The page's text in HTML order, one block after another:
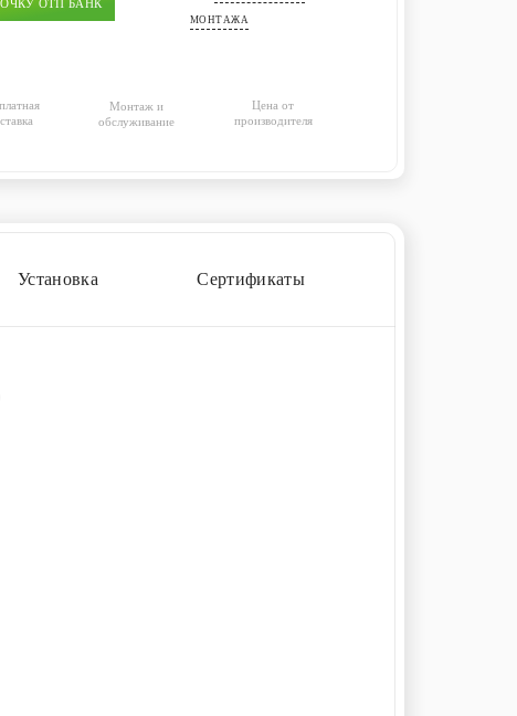
ОТП БАНК
МОНТАЖА
Монтаж и
обслуживание
Цена от
производителя
Установка Сертификаты